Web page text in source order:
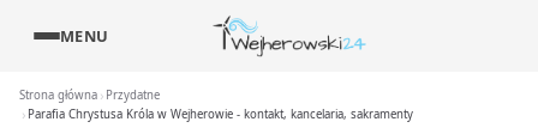
MENU
Strona główna
Przydatne
Parafia Chrystusa Króla w Wejherowie - kontakt, kancelaria, sakramenty